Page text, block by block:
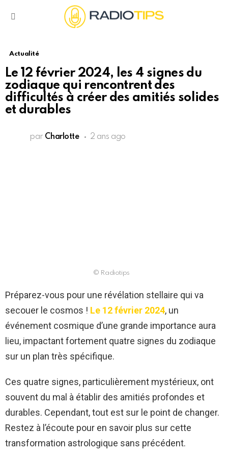
Actualité
Le 12 février 2024, les 4 signes du
zodiaque qui rencontrent des
difficultés à créer des amitiés solides
et durables
par Charlotte 2 ans ago
© Radiotips
Préparez-vous pour une révélation stellaire qui va
secouer le cosmos ! Le 12 février 2024, un
événement cosmique d’une grande importance aura
lieu, impactant fortement quatre signes du zodiaque
sur un plan très spécifique.
Ces quatre signes, particulièrement mystérieux, ont
souvent du mal à établir des amitiés profondes et
durables. Cependant, tout est sur le point de changer.
Restez à l’écoute pour en savoir plus sur cette
transformation astrologique sans précédent.